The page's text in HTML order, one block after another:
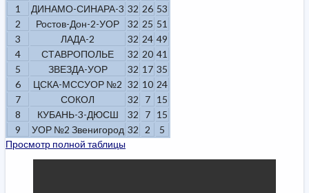
1
ДИНАМО-СИНАРА-3 32 26 53
2
Ростов-Дон-2-УОР 32 25 51
3
ЛАДА-2 32 24 49
4
СТАВРОПОЛЬЕ 32 20 41
5
ЗВЕЗДА-УОР 32 17 35
6
ЦСКА-МССУОР №2 32 10 24
7
СОКОЛ 32 7 15
8
КУБАНЬ-3-ДЮСШ 32 7 15
9
УОР №2 Звенигород 32 2
5
Просмотр полной таблицы